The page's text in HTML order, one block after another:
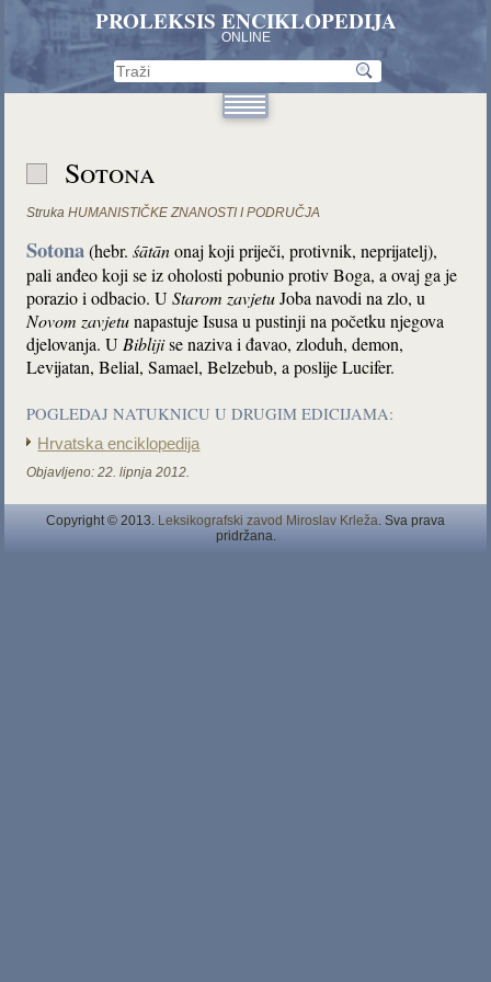
PROLEKSIS ENCIKLOPEDIJA
ONLINE
Sotona
Struka HUMANISTIČKE ZNANOSTI I PODRUČJA
Sotona(hebr.śātānonaj koji priječi, protivnik, neprijatelj),
pali anđeo koji se iz oholosti pobunio protiv Boga, a ovaj ga je
porazio i odbacio. UStarom zavjetuJoba navodi na zlo, u
Novom zavjetunapastuje Isusa u pustinji na početku njegova
djelovanja. U Biblijise naziva i đavao, zloduh, demon,
Levijatan, Belial, Samael, Belzebub, a poslije Lucifer.
POGLEDAJ NATUKNICU U DRUGIM EDICIJAMA:
Hrvatska enciklopedija
Objavljeno: 22. lipnja 2012.
Copyright © 2013. Leksikografski zavod Miroslav Krleža. Sva prava
pridržana.